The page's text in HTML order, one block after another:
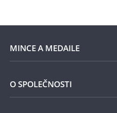
MINCE A MEDAILE
E-shop
O SPOLEČNOSTI